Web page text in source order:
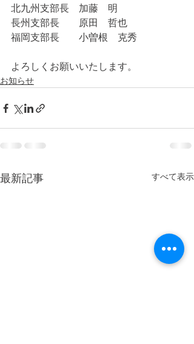
北九州支部長　加藤　明
長州支部長　　原田　哲也
福岡支部長　　小曽根　克秀
よろしくお願いいたします。
お知らせ
最新記事 すべて表示